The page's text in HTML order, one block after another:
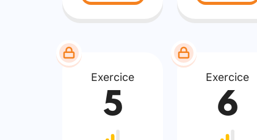
Exercice
5
Exercice
6